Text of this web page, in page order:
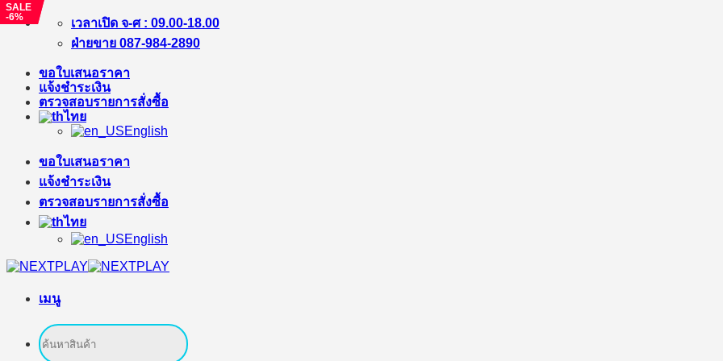
ข้าม
เนื้อหา
เวลาเปิด จ-ศ : 09.00-18.00
ฝ่ายขาย 087-984-2890
ขอใบเสนอราคา
แจ้งชำระเงิน
ตรวจสอบรายการสั่งซื้อ
ไทย
English
ขอใบเสนอราคา
แจ้งชำระเงิน
ตรวจสอบรายการสั่งซื้อ
ไทย
English
เมนู
ค้นหา:
SALE
-6%
SALE
-40%